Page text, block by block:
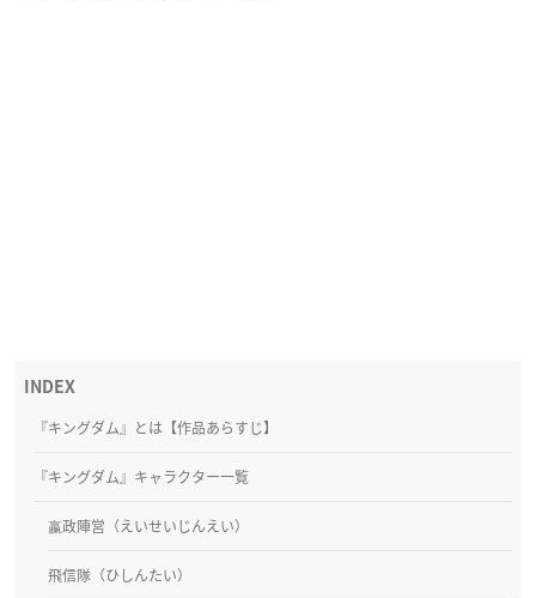
『キングダム』とは【作品あらすじ】
『キングダム』キャラクター一覧
嬴政陣営（えいせいじんえい）
飛信隊（ひしんたい）